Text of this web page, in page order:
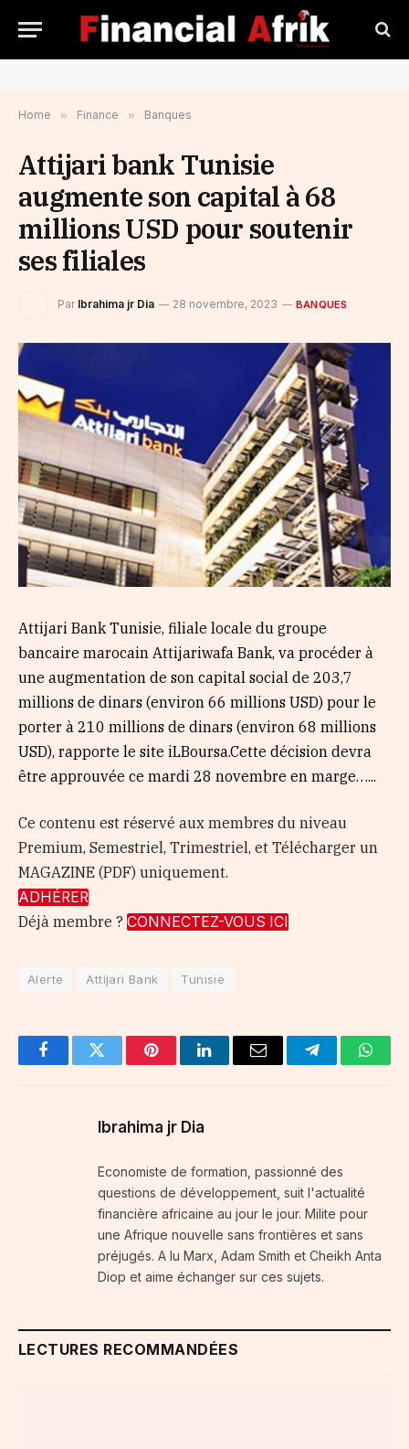
Home » Finance » Banques
Attijari bank Tunisie
augmente son capital à 68
millions USD pour soutenir
ses filiales
Par Ibrahima jr Dia 28 novembre, 2023 BANQUES
Attijari Bank Tunisie, filiale locale du groupe
bancaire marocain Attijariwafa Bank, va procéder à
une augmentation de son capital social de 203,7
millions de dinars (environ 66 millions USD) pour le
porter à 210 millions de dinars (environ 68 millions
USD), rapporte le site iLBoursa.Cette décision devra
être approuvée ce mardi 28 novembre en marge…...
Ce contenu est réservé aux membres du niveau
Premium, Semestriel, Trimestriel, et Télécharger un
MAGAZINE (PDF) uniquement.
ADHÉRER
Déjà membre ? CONNECTEZ-VOUS ICI
Alerte Attijari Bank Tunisie
FacebookTwitter PinterestLinkedInEmail Telegram
Ibrahima jr Dia
Economiste de formation, passionné des
questions de développement, suit l'actualité
financière africaine au jour le jour. Milite pour
une Afrique nouvelle sans frontières et sans
préjugés. A lu Marx, Adam Smith et Cheikh Anta
Diop et aime échanger sur ces sujets.
LECTURES RECOMMANDÉES